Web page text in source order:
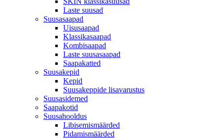
Laste suusad
Suusasaapad
Uisusaapad
Klassikasaapad
Kombisaapad
Laste suusasaapad
Saapakatted
Suusakepid
Kepid
Suusakeppide lisavarustus
Suusasidemed
Saapakotid
Suusahooldus
Libisemismäärded
Pidamismäärded